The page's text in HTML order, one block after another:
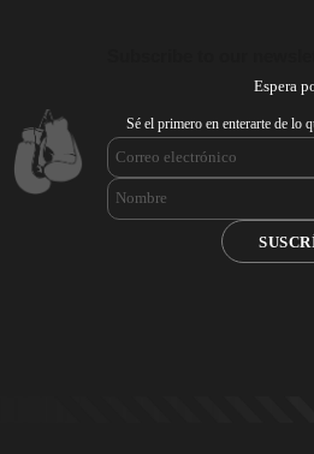
Espera
Sé el primero en enterarte de lo